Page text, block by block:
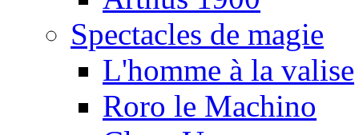
Spectacles de magie
L'homme à la valise
Roro le Machino